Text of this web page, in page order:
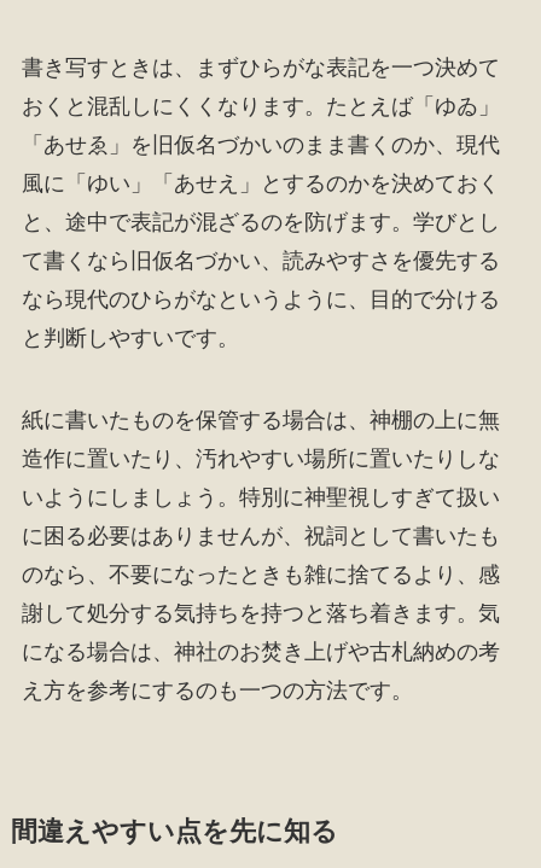
書き写すときは、まずひらがな表記を一つ決めて
おくと混乱しにくくなります。たとえば「ゆゐ」
「あせゑ」を旧仮名づかいのまま書くのか、現代
風に「ゆい」「あせえ」とするのかを決めておく
と、途中で表記が混ざるのを防げます。学びとし
て書くなら旧仮名づかい、読みやすさを優先する
なら現代のひらがなというように、目的で分ける
と判断しやすいです。
紙に書いたものを保管する場合は、神棚の上に無
造作に置いたり、汚れやすい場所に置いたりしな
いようにしましょう。特別に神聖視しすぎて扱い
に困る必要はありませんが、祝詞として書いたも
のなら、不要になったときも雑に捨てるより、感
謝して処分する気持ちを持つと落ち着きます。気
になる場合は、神社のお焚き上げや古札納めの考
え方を参考にするのも一つの方法です。
間違えやすい点を先に知る